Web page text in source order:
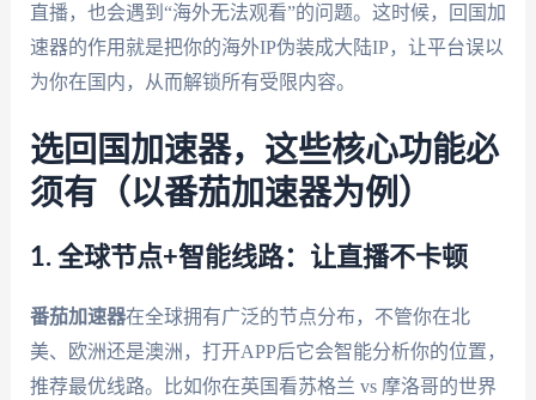
直播，也会遇到“海外无法观看”的问题。这时候，回国加
速器的作用就是把你的海外IP伪装成大陆IP，让平台误以
为你在国内，从而解锁所有受限内容。
选回国加速器，这些核心功能必
须有（以番茄加速器为例）
1. 全球节点+智能线路：让直播不卡顿
番茄加速器在全球拥有广泛的节点分布，不管你在北
美、欧洲还是澳洲，打开APP后它会智能分析你的位置，
推荐最优线路。比如你在英国看苏格兰 vs 摩洛哥的世界